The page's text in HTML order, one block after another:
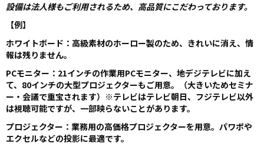
設備は法人様もご利用されるため、高品質にこだわっております。
【例】
ホワイトボード：高級素材のホーロー製のため、きれいに消え、情
報は残りません。
PCモニター： 21インチの作業用PCモニター、 地デジテレビに加え
て、 80インチの大型プロジェクターもご用意。（大きいためセミナ
ー・会議で重宝されます）※テレビはテレビ朝日、フジテレビ以外
は視聴可能ですが、一部映らないことがあります。
プロジェクター：業務用の高価格プロジェクターを用意。パワポや
エクセルなどの投影に最適です。